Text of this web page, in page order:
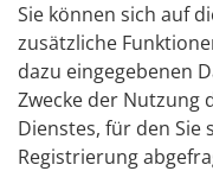
Sie können sich auf
zusätzliche
dazu eingegebenen
Zwecke der Nutzung
Dienstes, für den
Registrierung